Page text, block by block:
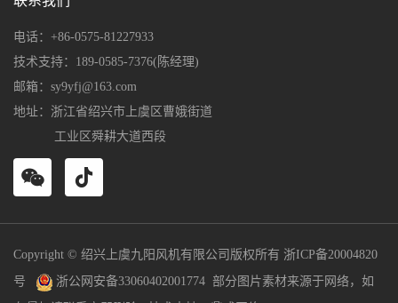
电话：+86-0575-81227933
技术支持：189-0585-7376(陈经理)
邮箱：sy9yfj@163.com
地址：浙江省绍兴市上虞区曹娥街道
工业区舜耕大道西段
Copyright © 绍兴上虞九阳风机有限公司版权所有 浙ICP备20004820
号
浙公网安备33060402001774 部分图片素材来源于网络，如